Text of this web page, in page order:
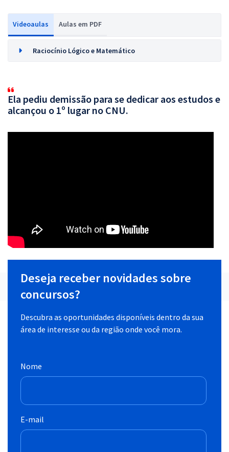
Videoaulas Aulas em PDF
Raciocínio Lógico e Matemático
Ela pediu demissão para se dedicar aos estudos e
alcançou o 1º lugar no CNU.
Deseja receber novidades sobre
concursos?
Descubra as oportunidades disponíveis dentro da sua
área de interesse ou da região onde você mora.
Nome
E-mail